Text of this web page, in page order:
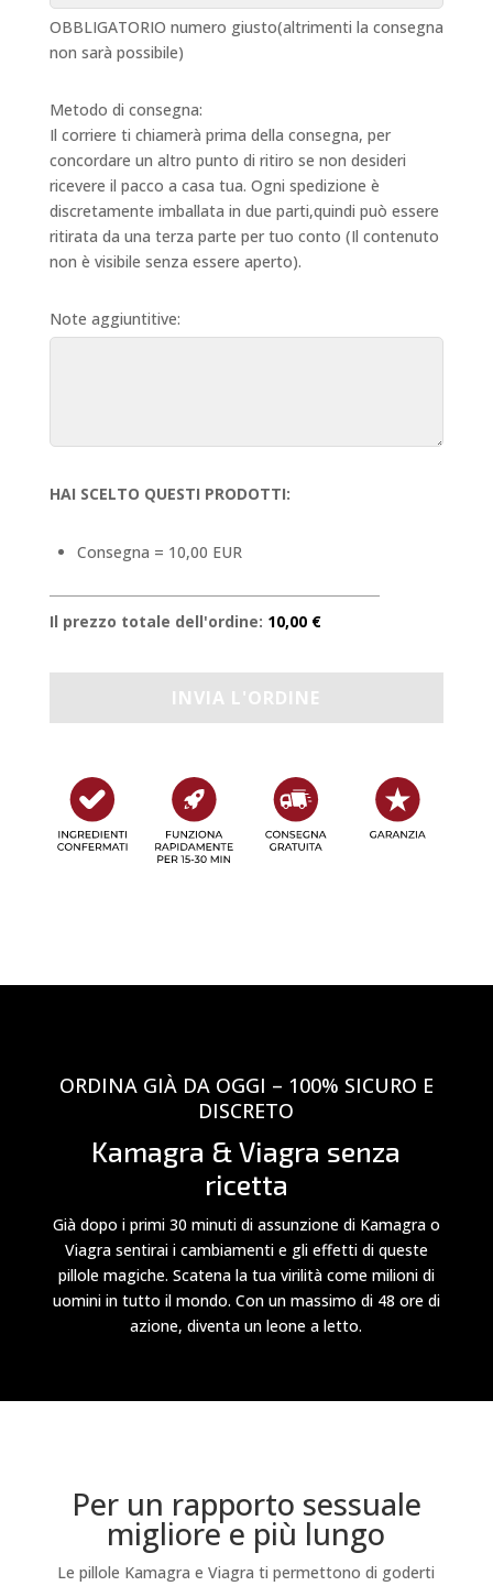
OBBLIGATORIO numero giusto(altrimenti la consegna
non sarà possibile)
Metodo di consegna:
Il corriere ti chiamerà prima della consegna, per
concordare un altro punto di ritiro se non desideri
ricevere il pacco a casa tua. Ogni spedizione è
discretamente imballata in due parti,quindi può essere
ritirata da una terza parte per tuo conto (Il contenuto
non è visibile senza essere aperto).
Note aggiuntitive:
HAI SCELTO QUESTI PRODOTTI:
Consegna = 10,00 EUR
Il prezzo totale dell'ordine: 10,00 €
ORDINA GIÀ DA OGGI – 100% SICURO E
DISCRETO
Kamagra & Viagra senza
ricetta
Già dopo i primi 30 minuti di assunzione di Kamagra o
Viagra sentirai i cambiamenti e gli effetti di queste
pillole magiche. Scatena la tua virilità come milioni di
uomini in tutto il mondo. Con un massimo di 48 ore di
azione, diventa un leone a letto.
Per un rapporto sessuale
migliore e più lungo
Le pillole Kamagra e Viagra ti permettono di goderti